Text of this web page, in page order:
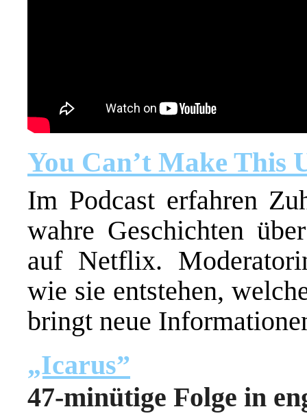
You Can’t Make This
Im Podcast erfahren
wahre Geschichten
auf Netflix.
wie sie entstehen,
bringt neue
„Icarus”
47-minütige Folge in